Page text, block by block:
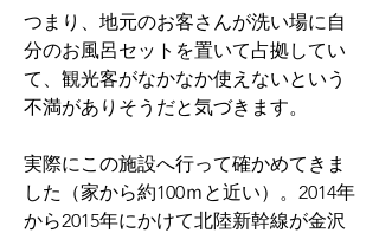
つまり、地元のお客さんが洗い場に自
分のお風呂セットを置いて占拠してい
て、観光客がなかなか使えないという
不満がありそうだと気づきます。
実際にこの施設へ行って確かめてきま
した（家から約100ｍと近い）。2014年
から2015年にかけて北陸新幹線が金沢